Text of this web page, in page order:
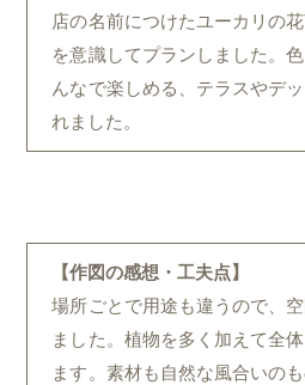
店の名前につけたユーカリの
を意識してプランしました。
んなで楽しめる、テラスやデ
れました。
【作図の感想・工夫点】
場所ごとで用途も違うので、
ました。植物を多く加えて全
ます。素材も自然な風合いの